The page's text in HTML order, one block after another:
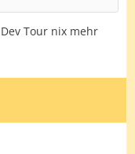
Tour nix mehr